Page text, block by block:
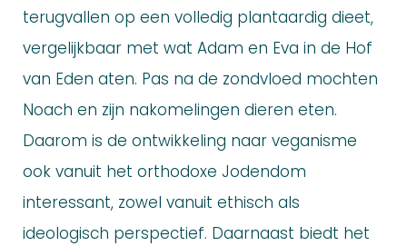
terugvallen op een volledig plantaardig dieet,
vergelijkbaar met wat Adam en Eva in de Hof
van Eden aten. Pas na de zondvloed mochten
Noach en zijn nakomelingen dieren eten.
Daarom is de ontwikkeling naar veganisme
ook vanuit het orthodoxe Jodendom
interessant, zowel vanuit ethisch als
ideologisch perspectief. Daarnaast biedt het